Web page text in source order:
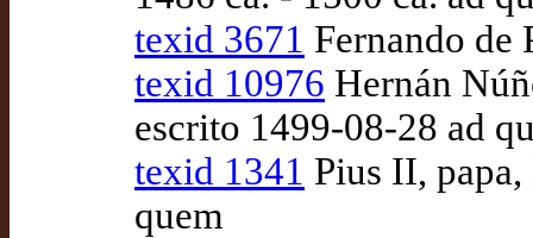
texid 3671 Fernando de
texid 10976 Hernán
escrito 1499-08-28 ad
texid 1341 Pius II,
quem